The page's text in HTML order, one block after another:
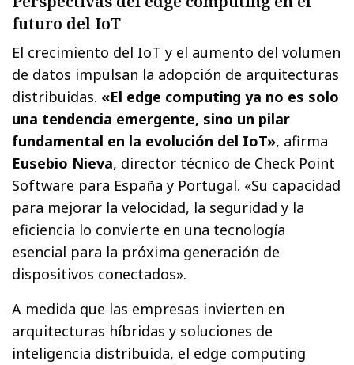
futuro del IoT
El crecimiento del IoT y el aumento del volumen
de datos impulsan la adopción de arquitecturas
distribuidas. «El edge computing ya no es solo
una tendencia emergente, sino un pilar
fundamental en la evolución del IoT», afirma
Eusebio Nieva, director técnico de Check Point
Software para España y Portugal. «Su capacidad
para mejorar la velocidad, la seguridad y la
eficiencia lo convierte en una tecnología
esencial para la próxima generación de
dispositivos conectados».
A medida que las empresas invierten en
arquitecturas híbridas y soluciones de
inteligencia distribuida, el edge computing